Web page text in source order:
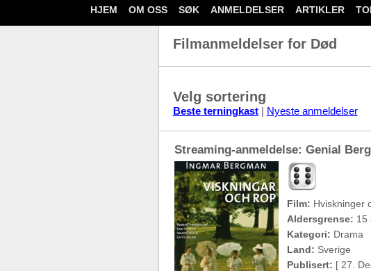
HJEM OM OSS SØK ANMELDELSER ARTIKLER
Filmanmeldelser for Død
Velg sortering
Beste terningkast| Nyeste anmeldelser
Streaming-anmeldelse: Genial
Film: Hviskninger
Aldersgrense: 15
Kategori: Drama
Land: Sverige
Publisert: [ 27.